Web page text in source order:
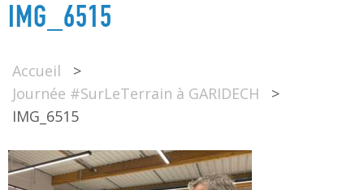
MA CANDIDATURE 2024
DÉPUTÉ 2017 – 2022
IMG_6515
Accueil
>
Journée #SurLeTerrain à GARIDECH
>
IMG_6515